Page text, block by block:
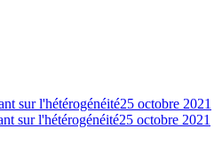
sur l'hétérogénéité25 octobre 2021
sur l'hétérogénéité25 octobre 2021